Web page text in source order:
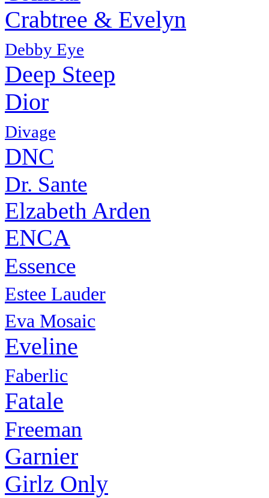
Crabtree & Evelyn
Debby Eye
Deep Steep
Dior
Divage
DNC
Dr. Sante
Elzabeth Arden
ENCA
Essence
Estee Lauder
Eva Mosaic
Eveline
Faberlic
Fatale
Freeman
Garnier
Girlz Only